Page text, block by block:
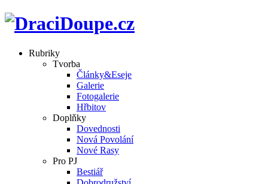
Rubriky
Tvorba
Články&Eseje
Galerie
Fotogalerie
Hřbitov
Doplňky
Dovednosti
Nová Povolání
Nové Rasy
Pro PJ
Bestiář